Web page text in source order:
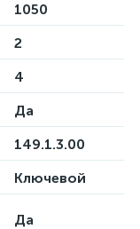
1050
2
4
Да
149.1.3.00
Ключевой
Да